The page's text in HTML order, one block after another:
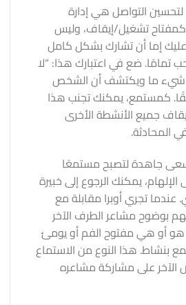
التواصل هي إدارة
تشغيل/إيقاف، وليس
إما أن تشارك بشكل كامل
تمامًا. ضع في اعتبارك هذا: “لا
شيء ما ويكتشف أن الشخص
حقًا. كمستمع، يمكنك تجنب هذا
جميع الأنشطة الأخرى
المحادثة.
جاهدة لتصبح مستمعًا
يمكنك الرجوع إلى خبيرة
عندما تجري أوبرا مقابلة مع
بوضوح مشاعر الطرف الآخر
أو هي مفتوح الفم أو يومئ
بنشاط. هذا النوع من الاستماع
على مشاركة مشاعره